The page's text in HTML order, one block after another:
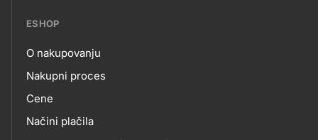
ESHOP
eshop
O nakupovanju
Nakupni proces
Cene
Načini plačila